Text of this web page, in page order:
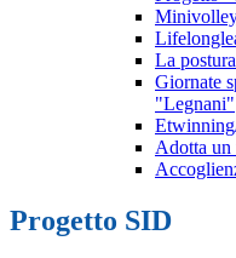
La
Giornate
"Legnani"
Adotta
Progetto SID